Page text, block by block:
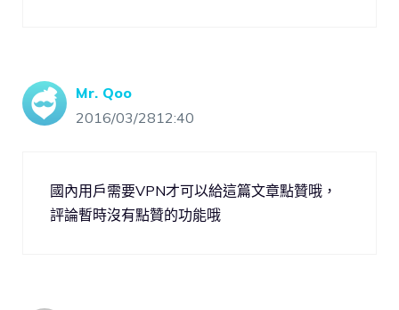
Mr. Qoo
2016/03/2812:40
國內用戶需要VPN才可以給這篇文章點贊哦，
評論暫時沒有點贊的功能哦